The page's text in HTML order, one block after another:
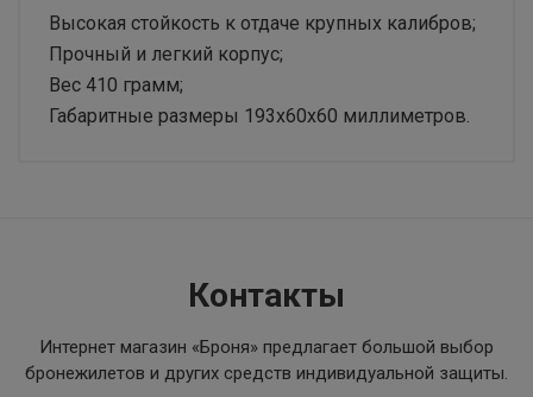
Высокая стойкость к отдаче крупных калибров;
Прочный и легкий корпус;
Вес 410 грамм;
Габаритные размеры 193х60х60 миллиметров.
Контакты
Интернет магазин «Броня» предлагает большой выбор
бронежилетов и других средств индивидуальной защиты.